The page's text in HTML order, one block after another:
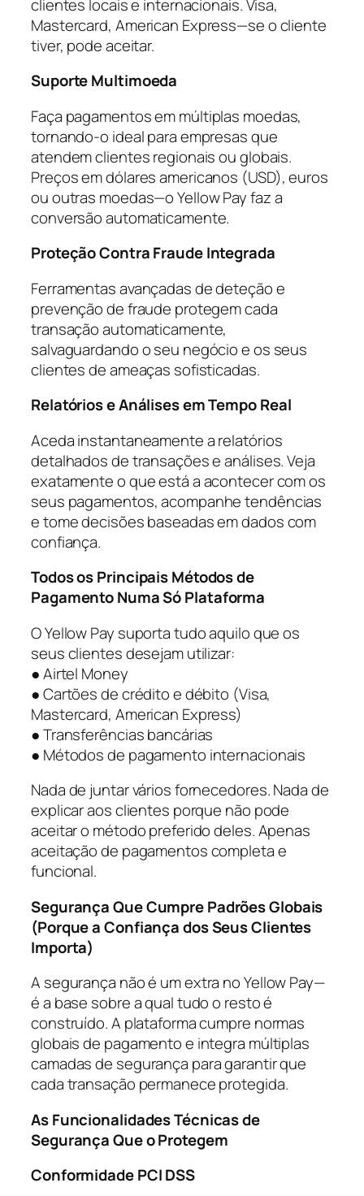
clientes locais e internacionais. Visa,
Mastercard, American Express—se o cliente
tiver, pode aceitar.
Suporte Multimoeda
Faça pagamentos em múltiplas moedas,
tornando-o ideal para empresas que
atendem clientes regionais ou globais.
Preços em dólares americanos (USD), euros
ou outras moedas—o Yellow Pay faz a
conversão automaticamente.
Proteção Contra Fraude Integrada
Ferramentas avançadas de deteção e
prevenção de fraude protegem cada
transação automaticamente,
salvaguardando o seu negócio e os seus
clientes de ameaças sofisticadas.
Relatórios e Análises em Tempo Real
Aceda instantaneamente a relatórios
detalhados de transações e análises. Veja
exatamente o que está a acontecer com os
seus pagamentos, acompanhe tendências
e tome decisões baseadas em dados com
confiança.
Todos os Principais Métodos de
Pagamento Numa Só Plataforma
O Yellow Pay suporta tudo aquilo que os
seus clientes desejam utilizar:
● Airtel Money
● Cartões de crédito e débito (Visa,
Mastercard, American Express)
● Transferências bancárias
● Métodos de pagamento internacionais
Nada de juntar vários fornecedores. Nada de
explicar aos clientes porque não pode
aceitar o método preferido deles. Apenas
aceitação de pagamentos completa e
funcional.
Segurança Que Cumpre Padrões Globais
(Porque a Confiança dos Seus Clientes
Importa)
A segurança não é um extra no Yellow Pay—
é a base sobre a qual tudo o resto é
construído. A plataforma cumpre normas
globais de pagamento e integra múltiplas
camadas de segurança para garantir que
cada transação permanece protegida.
As Funcionalidades Técnicas de
Segurança Que o Protegem
Conformidade PCI DSS